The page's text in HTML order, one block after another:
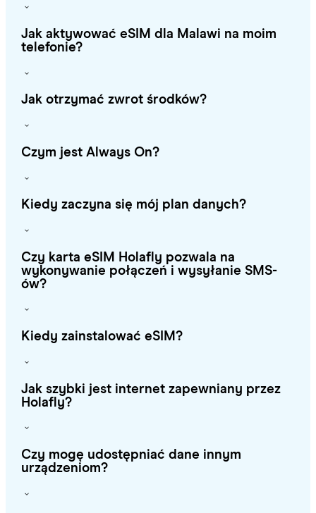
Jak aktywować eSIM dla Malawi na moim
telefonie?
Jak otrzymać zwrot środków?
Czym jest Always On?
Kiedy zaczyna się mój plan danych?
Czy karta eSIM Holafly pozwala na
wykonywanie połączeń i wysyłanie SMS-
ów?
Kiedy zainstalować eSIM?
Jak szybki jest internet zapewniany przez
Holafly?
Czy mogę udostępniać dane innym
urządzeniom?